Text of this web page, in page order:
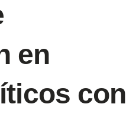
en
con